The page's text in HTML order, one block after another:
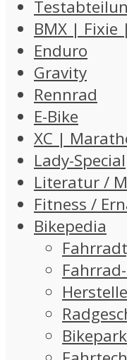
BMX | Fixie
Enduro
Gravity
Rennrad
E-Bike
XC |
Lady-Special
Literatur /
Fitness /
Bikepedia